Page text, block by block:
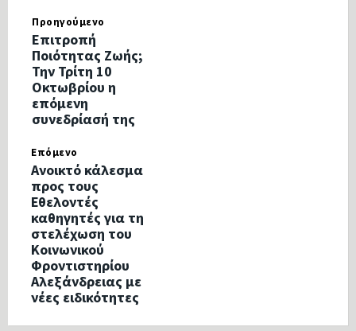
Προηγούμενο
Επιτροπή
Ποιότητας Ζωής;
Την Τρίτη 10
Οκτωβρίου η
επόμενη
συνεδρίασή της
Επόμενο
Ανοικτό κάλεσμα
προς τους
Εθελοντές
καθηγητές για τη
στελέχωση του
Κοινωνικού
Φροντιστηρίου
Αλεξάνδρειας με
νέες ειδικότητες